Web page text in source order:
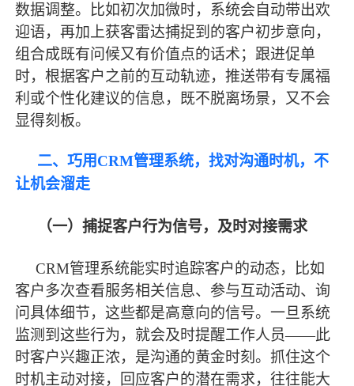
数据调整。比如初次加微时，系统会自动带出欢
迎语，再加上获客雷达捕捉到的客户初步意向，
组合成既有问候又有价值点的话术；跟进促单
时，根据客户之前的互动轨迹，推送带有专属福
利或个性化建议的信息，既不脱离场景，又不会
显得刻板。
二、巧用CRM管理系统，找对沟通时机，不
让机会溜走
（一）捕捉客户行为信号，及时对接需求
CRM管理系统能实时追踪客户的动态，比如
客户多次查看服务相关信息、参与互动活动、询
问具体细节，这些都是高意向的信号。一旦系统
监测到这些行为，就会及时提醒工作人员——此
时客户兴趣正浓，是沟通的黄金时刻。抓住这个
时机主动对接，回应客户的潜在需求，往往能大